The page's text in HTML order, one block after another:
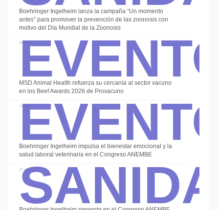
Boehringer Ingelheim lanza la campaña “Un momento
antes” para promover la prevención de las zoonosis con
motivo del Día Mundial de la Zoonosis
30 Jun
MSD Animal Health refuerza su cercanía al sector vacuno
en los Beef Awards 2026 de Provacuno
19 Jun
Boehringer Ingelheim impulsa el bienestar emocional y la
salud laboral veterinaria en el Congreso ANEMBE
15 Jun